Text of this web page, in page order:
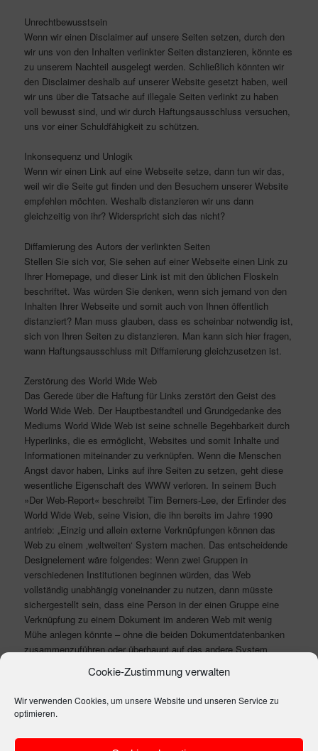
Cookie-Zustimmung verwalten
Wir verwenden Cookies, um unsere Website und unseren Service zu
optimieren.
Unrechtbewusstsein
Wenn wir einen Disclaimer auf unsere Seiten setzen, durch den
wir uns von den Inhalten verlinkter Seiten distanzieren, könnte es
zu unserem Nachteil ausgelegt werden. Schließlich könnten wir
den Disclaimer deshalb auf unserer Website gesetzt haben, weil
wir uns über die Tatsache auf illegale Seiten verlinkt zu haben
voll bewusst sind, und wir durch Haftungsausschluss versuchen,
uns vor einer Schuldfähigkeit zu schützen.
Inkonsequenz und Unlogik
Wenn wir einen Link auf eine Webseite setze, dann tun wir das,
weil wir die Seite gut finden und den Besuchern unserer Website
empfehlen möchten. Weshalb distanzieren wir uns dann
gleichzeitig von ihr? Widerspricht sich das nicht?
Diffamierung des Autors der verlinkten Seiten
Stellen Sie sich vor, Sie sehen auf einer Webseite einen Link zu
Ihrer Homepage, und dieser Link ist mit den üblichen Floskeln
beschriftet. Was würden Sie denken, wenn sich jemand von den
Inhalten Ihrer Webseite und somit auch von Ihnen öffentlich
distanziert? Man muss glauben, dass es scheinbar notwendig ist,
sich von Ihren Seiten zu distanzieren. Man kann sich hier fragen,
wann Haftungsausschluss mit Diffamierung gleichzusetzen ist.
Zerstörung des World Wide Web
Das Gerede über die Haftung für Links zerstört den Geist des
World Wide Web. Der Hauptbestandteil und Grundgedanke des
Mediums World Wide Web ist seine schnelle Begehbarkeit durch
Hyperlinks, die es ermöglicht, Websites und somit Inhalte und
Informationen miteinander zu verknüpfen. Wenn die Menschen
Angst davor haben, Links auf ihre Seiten zu setzen, geht diese
wesentliche Eigenschaft des WWW verloren. In seinem Buch
»Der Web-Report« beschreibt Tim Berners-Lee, der Erfinder des
World Wide Web, seine Vision, die ihn bereits im Jahre 1990
antrieb: „Einzig und allein externe Verknüpfungen können das
Web zu einem ‚weltweiten‘ System machen. Das entscheidende
Designelement wäre folgendes: Wenn zwei Gruppen in
verschiedenen Institutionen beginnen würden, das Web
vollständig unabhängig voneinander zu nutzen, dann müsste
sichergestellt sein, dass eine Person in der einen Gruppe eine
Verknüpfung zu einem Dokument im anderen Web mit wenig
Mühe anlegen könnte – ohne die beiden Dokumentdatenbanken
zusammenzuführen oder überhaupt auf das andere System
eine einzige Hypertextverknüpfung in eine unfassbare und
Form von jendryschik.de. Michael Jendryschik hat das ganze